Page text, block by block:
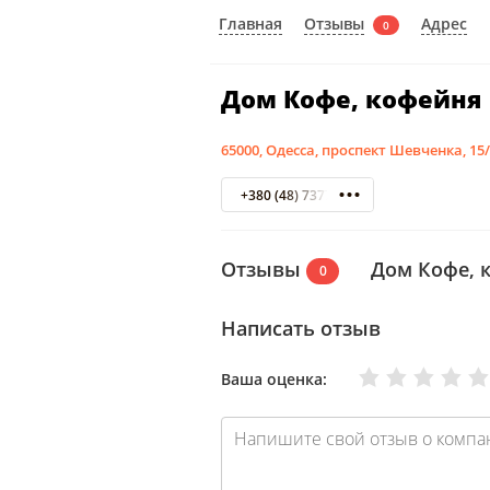
Главная Отзывы 0 Адрес
Дом Кофе, кофейня
65000, Одесса, проспект Шевченка,
+380 (48) 7377813
Отзывы 0 Дом Кофе,
Написать отзыв
Ваша оценка: Отлично
Хорошо
Нормально
Плохо
Очень плохо